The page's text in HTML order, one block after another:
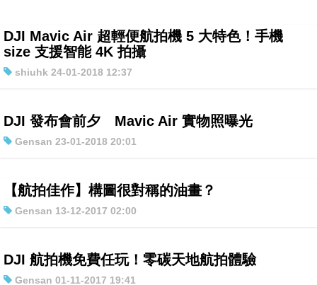
DJI Mavic Air 超輕便航拍機 5 大特色！手機
size 支援智能 4K 拍攝
shiuhk 24-01-2018 12:37
DJI 發布會前夕 Mavic Air 實物照曝光
Gensan 23-01-2018 20:01
【航拍佳作】構圖很對稱的油畫？
Gensan 13-12-2017 02:00
DJI 航拍機免費任玩！零碳天地航拍體驗
Gensan 01-11-2017 19:41